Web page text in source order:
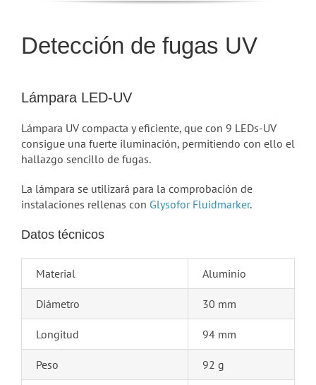
Detección de fugas UV
Lámpara LED-UV
Lámpara UV compacta y eficiente, que con 9 LEDs-UV
consigue una fuerte iluminación, permitiendo con ello el
hallazgo sencillo de fugas.
La lámpara se utilizará para la comprobación de
instalaciones rellenas con Glysofor Fluidmarker.
Datos técnicos
Material Aluminio
Diámetro 30 mm
Longitud 94 mm
Peso 92 g